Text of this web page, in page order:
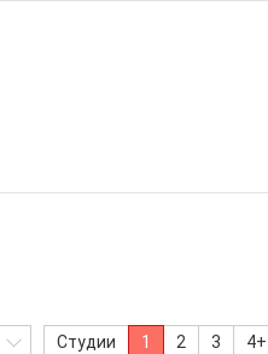
Студии 1 2 3 4+